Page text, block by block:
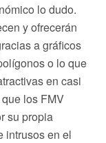
lo dudo.
y ofrecerán
a gráficos
o lo que
en casi
los FMV
su propia
intrusos en el